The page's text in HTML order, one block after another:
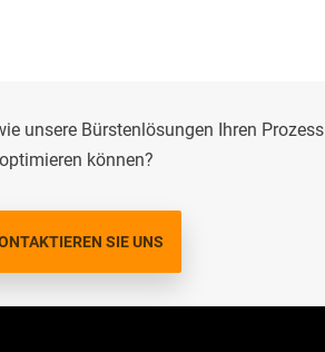
unsere Bürstenlösungen Ihren Prozess
optimieren können?
SIE UNS